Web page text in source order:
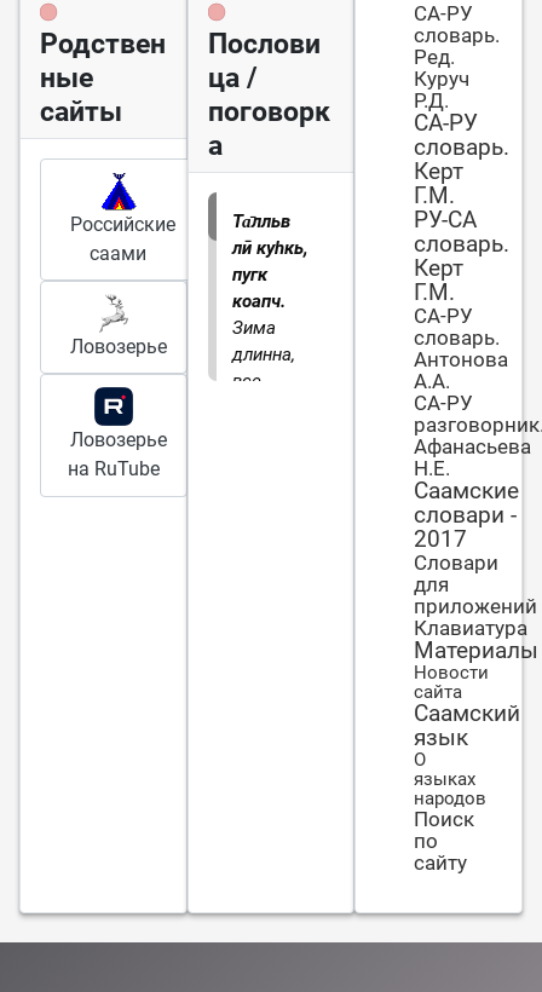
Родствен
ные
сайты
Российские
саами
Ловозерье
Ловозерье
на RuTube
Послови
ца /
поговорк
а
Та̄лльв
лӣ куһкь,
пугк
коапч.
Зима
длинна,
все
СА-РУ
словарь.
Ред.
Куруч
Р.Д.
СА-РУ
словарь.
Керт
Г.М.
РУ-СА
словарь.
Керт
Г.М.
СА-РУ
словарь.
Антонова
А.А.
СА-РУ
Афанасьева
Н.Е.
Саамские
словари -
2017
Словари
для
приложений
Клавиатура
Материалы
Новости
сайта
Саамский
язык
О
языках
народов
Поиск
по
сайту